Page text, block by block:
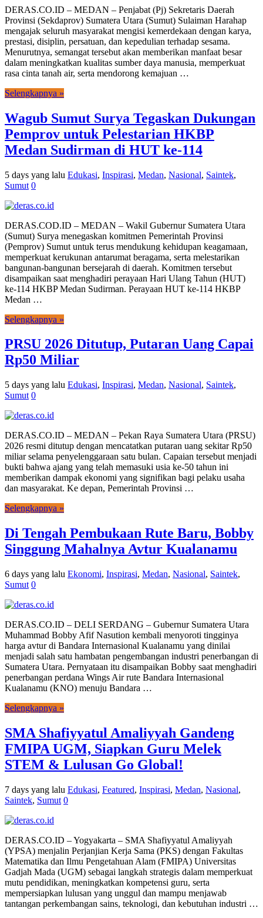
DERAS.CO.ID – MEDAN – Penjabat (Pj) Sekretaris Daerah
Provinsi (Sekdaprov) Sumatera Utara (Sumut) Sulaiman Harahap
mengajak seluruh masyarakat mengisi kemerdekaan dengan karya,
prestasi, disiplin, persatuan, dan kepedulian terhadap sesama.
Menurutnya, semangat tersebut akan memberikan manfaat besar
dalam meningkatkan kualitas sumber daya manusia, memperkuat
rasa cinta tanah air, serta mendorong kemajuan …
Selengkapnya »
Wagub Sumut Surya Tegaskan Dukungan
Pemprov untuk Pelestarian HKBP
Medan Sudirman di HUT ke-114
5 days yang lalu Edukasi, Inspirasi, Medan, Nasional, Saintek,
Sumut 0
DERAS.COD.ID – MEDAN – Wakil Gubernur Sumatera Utara
(Sumut) Surya menegaskan komitmen Pemerintah Provinsi
(Pemprov) Sumut untuk terus mendukung kehidupan keagamaan,
memperkuat kerukunan antarumat beragama, serta melestarikan
bangunan-bangunan bersejarah di daerah. Komitmen tersebut
disampaikan saat menghadiri perayaan Hari Ulang Tahun (HUT)
ke-114 HKBP Medan Sudirman. Perayaan HUT ke-114 HKBP
Medan …
Selengkapnya »
PRSU 2026 Ditutup, Putaran Uang Capai
Rp50 Miliar
5 days yang lalu Edukasi, Inspirasi, Medan, Nasional, Saintek,
Sumut 0
DERAS.CO.ID – MEDAN – Pekan Raya Sumatera Utara (PRSU)
2026 resmi ditutup dengan mencatatkan putaran uang sekitar Rp50
miliar selama penyelenggaraan satu bulan. Capaian tersebut menjadi
bukti bahwa ajang yang telah memasuki usia ke-50 tahun ini
memberikan dampak ekonomi yang signifikan bagi pelaku usaha
dan masyarakat. Ke depan, Pemerintah Provinsi …
Selengkapnya »
Di Tengah Pembukaan Rute Baru, Bobby
Singgung Mahalnya Avtur Kualanamu
6 days yang lalu Ekonomi, Inspirasi, Medan, Nasional, Saintek,
Sumut 0
DERAS.CO.ID – DELI SERDANG – Gubernur Sumatera Utara
Muhammad Bobby Afif Nasution kembali menyoroti tingginya
harga avtur di Bandara Internasional Kualanamu yang dinilai
menjadi salah satu hambatan pengembangan industri penerbangan di
Sumatera Utara. Pernyataan itu disampaikan Bobby saat menghadiri
penerbangan perdana Wings Air rute Bandara Internasional
Kualanamu (KNO) menuju Bandara …
Selengkapnya »
SMA Shafiyyatul Amaliyyah Gandeng
FMIPA UGM, Siapkan Guru Melek
STEM & Lulusan Go Global!
7 days yang lalu Edukasi, Featured, Inspirasi, Medan, Nasional,
Saintek, Sumut 0
DERAS.CO.ID – Yogyakarta – SMA Shafiyyatul Amaliyyah
(YPSA) menjalin Perjanjian Kerja Sama (PKS) dengan Fakultas
Matematika dan Ilmu Pengetahuan Alam (FMIPA) Universitas
Gadjah Mada (UGM) sebagai langkah strategis dalam memperkuat
mutu pendidikan, meningkatkan kompetensi guru, serta
mempersiapkan lulusan yang unggul dan mampu menjawab
tantangan perkembangan sains, teknologi, dan kebutuhan industri …